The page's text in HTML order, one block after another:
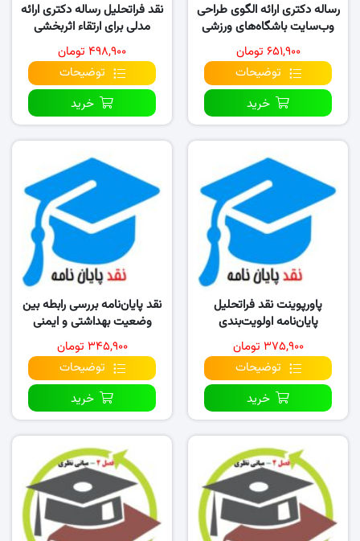
رساله دکتری ارائه الگوی طراحی
وب‌سایت باشگاه‌های ورزشی
خصوصی بر مبنای…
۶۵۱,۹۰۰ تومان
توضیحات
خرید
نقد فراتحلیل رساله دکتری ارائه
مدلی برای ارتقاء اثربخشی
مدارس
۴۹۸,۹۰۰ تومان
توضیحات
خرید
پاورپوینت نقد فراتحلیل
پایان‌نامه اولویت‌بندی
استراتژی‌های اکتساب
تکنولوژی..
۳۷۵,۹۰۰ تومان
توضیحات
خرید
نقد پایان‌نامه بررسی رابطه بین
وضعیت بهداشتی و ایمنی
استخرهای..
۳۴۵,۹۰۰ تومان
توضیحات
خرید